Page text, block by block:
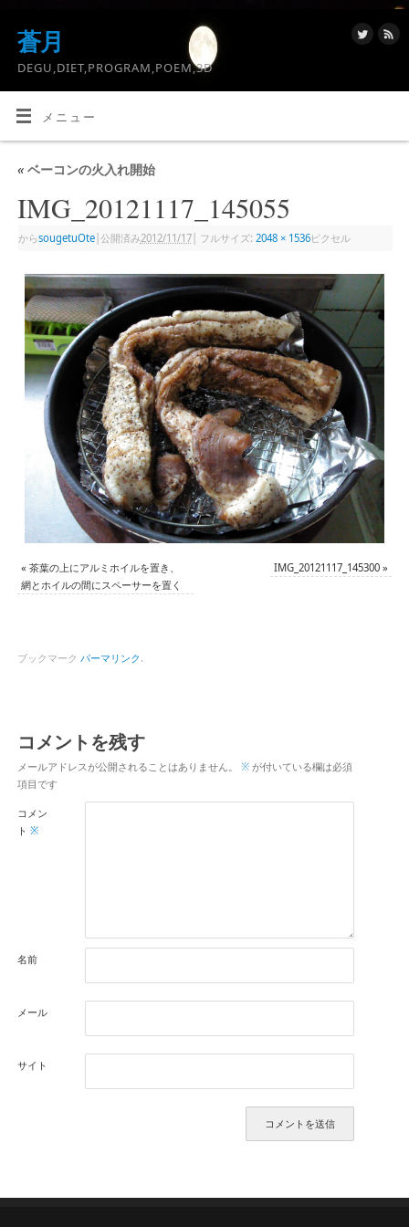
蒼月
DEGU,DIET,PROGRAM,POEM,3D
メニュー
«ベーコンの火入れ開始
IMG_20121117_145055
からsougetuOte| 公開済み2012/11/17| フルサイズ: 2048 × 1536ピクセル
« 茶葉の上にアルミホイルを置き、
網とホイルの間にスペーサーを置く
IMG_20121117_145300 »
ブックマーク パーマリンク .
コメントを残す
メールアドレスが公開されることはありません。 ※が付いている欄は必須
項目です
コメン
ト ※
名前
メール
サイト